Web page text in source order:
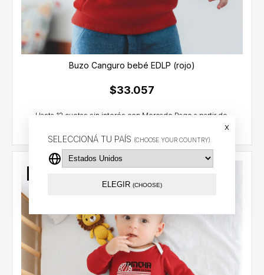
SELECCIONÁ TU PAÍS (CHOOSE YOUR COUNTRY)
x
ELEGIR (CHOOSE)
Buzo Canguro bebé EDLP (rojo)
$33.057